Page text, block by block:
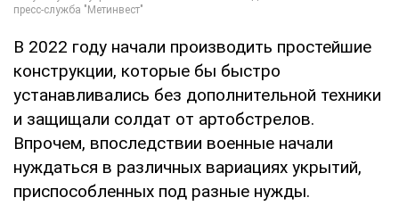
В 2022 году начали производить простейшие
конструкции, которые бы быстро
устанавливались без дополнительной техники
и защищали солдат от артобстрелов.
Впрочем, впоследствии военные начали
нуждаться в различных вариациях укрытий,
приспособленных под разные нужды.